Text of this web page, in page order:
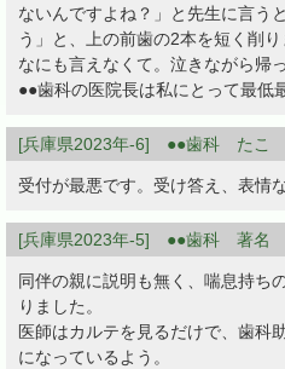
ないんですよね？」と先生に言う
う」と、上の前歯の2本を短く削
なにも言えなくて。泣きながら帰
●●歯科の医院長は私にとって最低
[兵庫県2023年-6] ●●歯科 たこ
受付が最悪です。受け答え、表情
[兵庫県2023年-5] ●●歯科 著名
同伴の親に説明も無く、喘息持ち
りました。
医師はカルテを見るだけで、歯科
になっているよう。